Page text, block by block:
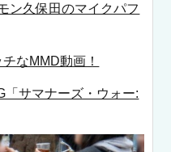
ン久保田のマイクパフ
なMMD動画！
「サマナーズ・ウォー: